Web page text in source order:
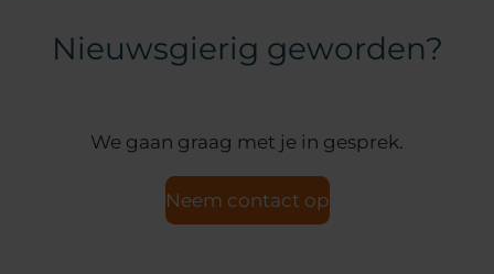
Nieuwsgierig geworden?
We gaan graag met je in gesprek.
Neem contact op